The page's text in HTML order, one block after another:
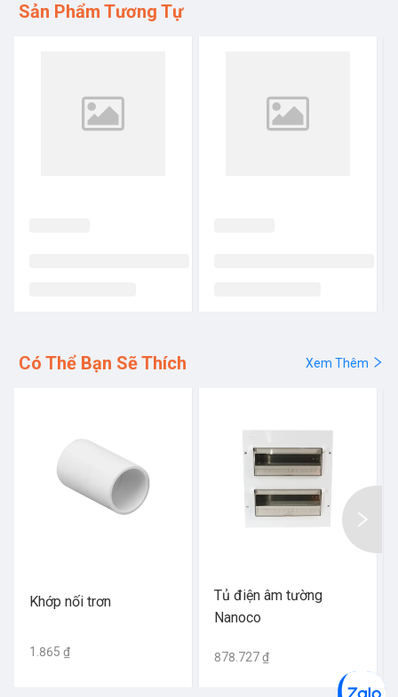
Sản Phẩm Tương Tự
Có Thể Bạn Sẽ Thích Xem Thêm
Khớp nối trơn
1.865 ₫
Tủ điện âm tường
Nanoco
878.727 ₫